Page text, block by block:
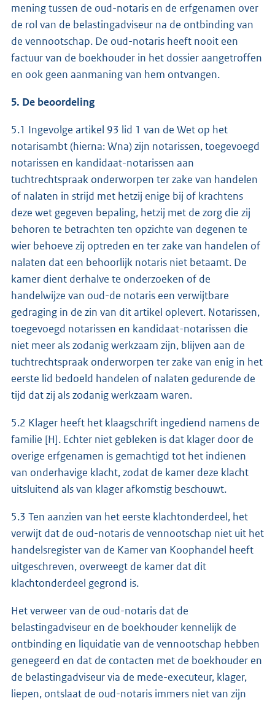
mening tussen de oud-notaris en de erfgenamen over
de rol van de belastingadviseur na de ontbinding van
de vennootschap. De oud-notaris heeft nooit een
factuur van de boekhouder in het dossier aangetroffen
en ook geen aanmaning van hem ontvangen.
5. De beoordeling
5.1 Ingevolge artikel 93 lid 1 van de Wet op het
notarisambt (hierna: Wna) zijn notarissen, toegevoegd
notarissen en kandidaat-notarissen aan
tuchtrechtspraak onderworpen ter zake van handelen
of nalaten in strijd met hetzij enige bij of krachtens
deze wet gegeven bepaling, hetzij met de zorg die zij
behoren te betrachten ten opzichte van degenen te
wier behoeve zij optreden en ter zake van handelen of
nalaten dat een behoorlijk notaris niet betaamt. De
kamer dient derhalve te onderzoeken of de
handelwijze van oud-de notaris een verwijtbare
gedraging in de zin van dit artikel oplevert. Notarissen,
toegevoegd notarissen en kandidaat-notarissen die
niet meer als zodanig werkzaam zijn, blijven aan de
tuchtrechtspraak onderworpen ter zake van enig in het
eerste lid bedoeld handelen of nalaten gedurende de
tijd dat zij als zodanig werkzaam waren.
5.2 Klager heeft het klaagschrift ingediend namens de
familie [H]. Echter niet gebleken is dat klager door de
overige erfgenamen is gemachtigd tot het indienen
van onderhavige klacht, zodat de kamer deze klacht
uitsluitend als van klager afkomstig beschouwt.
5.3 Ten aanzien van het eerste klachtonderdeel, het
verwijt dat de oud-notaris de vennootschap niet uit het
handelsregister van de Kamer van Koophandel heeft
uitgeschreven, overweegt de kamer dat dit
klachtonderdeel gegrond is.
Het verweer van de oud-notaris dat de
belastingadviseur en de boekhouder kennelijk de
ontbinding en liquidatie van de vennootschap hebben
genegeerd en dat de contacten met de boekhouder en
de belastingadviseur via de mede-executeur, klager,
liepen, ontslaat de oud-notaris immers niet van zijn